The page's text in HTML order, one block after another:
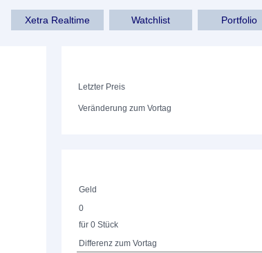
Xetra Realtime Watchlist Portfolio
Letzter Preis
Veränderung zum Vortag
Geld
0
für 0 Stück
Differenz zum Vortag